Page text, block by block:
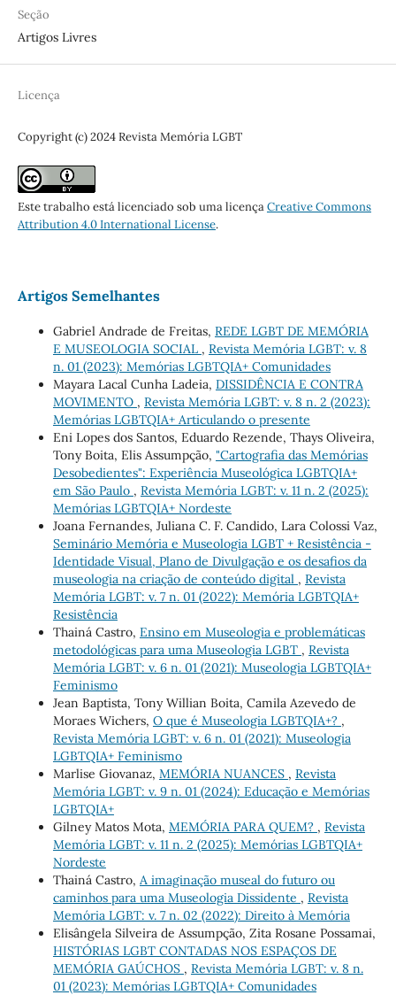
Seção
Artigos Livres
Licença
Copyright (c) 2024 Revista Memória LGBT
Este trabalho está licenciado sob uma licençaCreative Commons
Attribution 4.0 International License.
Artigos Semelhantes
Gabriel Andrade de Freitas, REDE LGBT DE MEMÓRIA
E MUSEOLOGIA SOCIAL , Revista Memória LGBT: v. 8
n. 01 (2023): Memórias LGBTQIA+ Comunidades
Mayara Lacal Cunha Ladeia, DISSIDÊNCIA E CONTRA
MOVIMENTO , Revista Memória LGBT: v. 8 n. 2 (2023):
Memórias LGBTQIA+ Articulando o presente
Eni Lopes dos Santos, Eduardo Rezende, Thays Oliveira,
Tony Boita, Elis Assumpção, "Cartografia das Memórias
Desobedientes": Experiência Museológica LGBTQIA+
em São Paulo , Revista Memória LGBT: v. 11 n. 2 (2025):
Memórias LGBTQIA+ Nordeste
Joana Fernandes, Juliana C. F. Candido, Lara Colossi Vaz,
Seminário Memória e Museologia LGBT + Resistência -
Identidade Visual, Plano de Divulgação e os desafios da
museologia na criação de conteúdo digital , Revista
Memória LGBT: v. 7 n. 01 (2022): Memória LGBTQIA+
Resistência
Thainá Castro, Ensino em Museologia e problemáticas
metodológicas para uma Museologia LGBT , Revista
Memória LGBT: v. 6 n. 01 (2021): Museologia LGBTQIA+
Feminismo
Jean Baptista, Tony Willian Boita, Camila Azevedo de
Moraes Wichers, O que é Museologia LGBTQIA+? ,
Revista Memória LGBT: v. 6 n. 01 (2021): Museologia
LGBTQIA+ Feminismo
Marlise Giovanaz, MEMÓRIA NUANCES , Revista
Memória LGBT: v. 9 n. 01 (2024): Educação e Memórias
LGBTQIA+
Gilney Matos Mota, MEMÓRIA PARA QUEM? , Revista
Memória LGBT: v. 11 n. 2 (2025): Memórias LGBTQIA+
Nordeste
Thainá Castro, A imaginação museal do futuro ou
caminhos para uma Museologia Dissidente , Revista
Memória LGBT: v. 7 n. 02 (2022): Direito à Memória
Elisângela Silveira de Assumpção, Zita Rosane Possamai,
HISTÓRIAS LGBT CONTADAS NOS ESPAÇOS DE
MEMÓRIA GAÚCHOS , Revista Memória LGBT: v. 8 n.
01 (2023): Memórias LGBTQIA+ Comunidades